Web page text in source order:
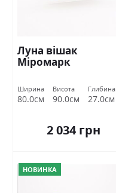
Луна вішак
Міромарк
Ширина
80.0см
Висота
90.0см
Глибина
27.0см
2 034 грн
НОВИНКА